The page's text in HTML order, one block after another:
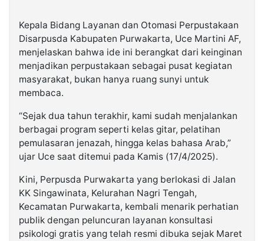
Kepala Bidang Layanan dan Otomasi Perpustakaan
Disarpusda Kabupaten Purwakarta, Uce Martini AF,
menjelaskan bahwa ide ini berangkat dari keinginan
menjadikan perpustakaan sebagai pusat kegiatan
masyarakat, bukan hanya ruang sunyi untuk
membaca.
“Sejak dua tahun terakhir, kami sudah menjalankan
berbagai program seperti kelas gitar, pelatihan
pemulasaran jenazah, hingga kelas bahasa Arab,”
ujar Uce saat ditemui pada Kamis (17/4/2025).
Kini, Perpusda Purwakarta yang berlokasi di Jalan
KK Singawinata, Kelurahan Nagri Tengah,
Kecamatan Purwakarta, kembali menarik perhatian
publik dengan peluncuran layanan konsultasi
psikologi gratis yang telah resmi dibuka sejak Maret